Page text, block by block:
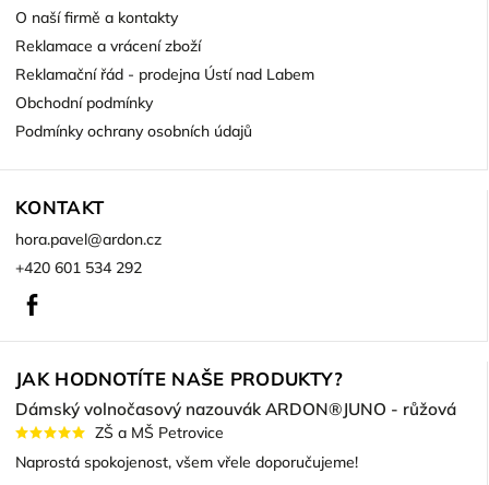
O naší firmě a kontakty
Reklamace a vrácení zboží
Reklamační řád - prodejna Ústí nad Labem
Obchodní podmínky
Podmínky ochrany osobních údajů
KONTAKT
hora.pavel@ardon.cz
+420 601 534 292
JAK HODNOTÍTE NAŠE PRODUKTY?
Dámský volnočasový nazouvák ARDON®JUNO - růžová
ZŠ a MŠ Petrovice
Naprostá spokojenost, všem vřele doporučujeme!